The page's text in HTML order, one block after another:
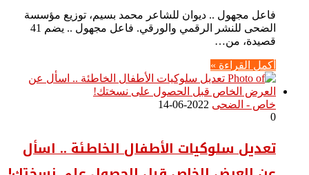
فاعل مجهول .. ديوان للشاعر محمد بسيم، توزيع مؤسسة
الضحى للنشر الرقمي والورقي. فاعل مجهول .. يضم 41
قصيدة، من…
أكمل القراءة »
خاص - الضحى 2022-06-14
0
تعديل سلوكيات الأطفال الخاطئة .. اسأل